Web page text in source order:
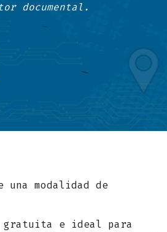
documental.
una modalidad de
gratuita e ideal para